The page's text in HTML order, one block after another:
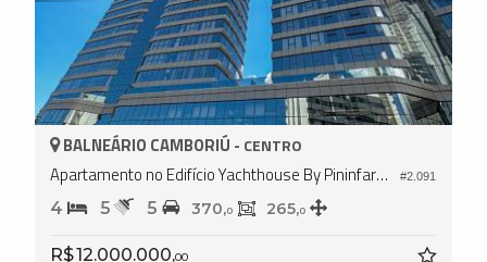
#2.091
BALNEÁRIO CAMBORIÚ - CENTRO
Apartamento no Edifício Yachthouse By Pininfarina
4 5 5 370,0 265,0
R$ 12.000.000,00